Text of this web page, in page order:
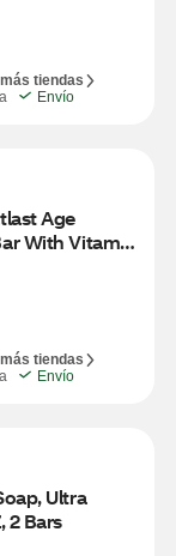
tiendas
Envío
Age
With Vitamin
4 Bars
tiendas
Envío
Ultra
2 Bars